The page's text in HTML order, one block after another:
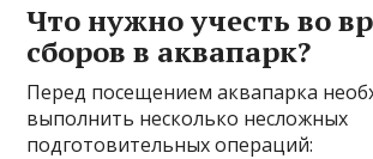
Что нужно учесть во
сборов в аквапарк?
Перед посещением аквапарка
выполнить несколько несложных
подготовительных операций: